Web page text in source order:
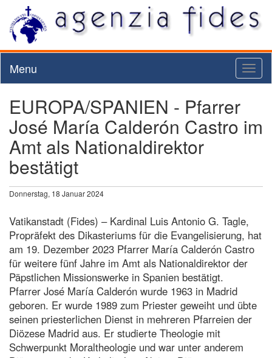
Menu
EUROPA/SPANIEN - Pfarrer
José María Calderón Castro im
Amt als Nationaldirektor
bestätigt
Donnerstag, 18 Januar 2024
Vatikanstadt (Fides) – Kardinal Luis Antonio G. Tagle,
Propräfekt des Dikasteriums für die Evangelisierung, hat
am 19. Dezember 2023 Pfarrer María Calderón Castro
für weitere fünf Jahre im Amt als Nationaldirektor der
Päpstlichen Missionswerke in Spanien bestätigt.
Pfarrer José María Calderón wurde 1963 in Madrid
geboren. Er wurde 1989 zum Priester geweiht und übte
seinen priesterlichen Dienst in mehreren Pfarreien der
Diözese Madrid aus. Er studierte Theologie mit
Schwerpunkt Moraltheologie und war unter anderem